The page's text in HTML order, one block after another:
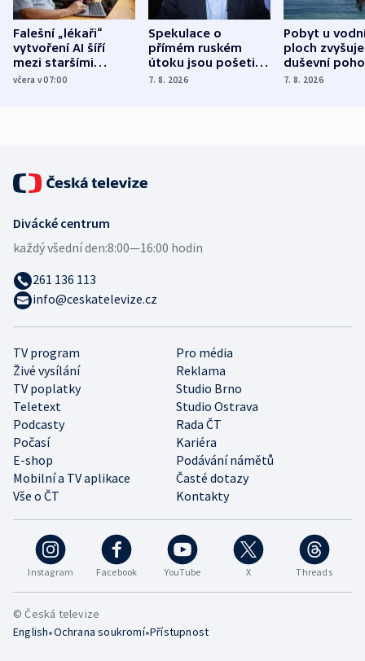
Falešní „lékaři“
vytvoření AI šíří
mezi staršími
Poláky nebezpečné
včera v 07:00
Spekulace o
přímém ruském
útoku jsou pošetilé,
míní estonský
7. 8. 2026
Pobyt u
ploch zvyšuje
duševní
ukázala
7. 8. 2026
Instagram Facebook YouTube X Threads
TV program
Pro média
Živé vysílání
Reklama
TV poplatky
Studio Brno
Teletext
Studio Ostrava
Podcasty
Rada ČT
Počasí
Kariéra
E-shop
Podávání námětů
Mobilní a TV aplikace
Časté dotazy
Vše o ČT
Kontakty
Divácké centrum
každý všední den:8:00—16:00 hodin
261 136 113
info@ceskatelevize.cz
© Česká televize
English•Ochrana soukromí•Přístupnost